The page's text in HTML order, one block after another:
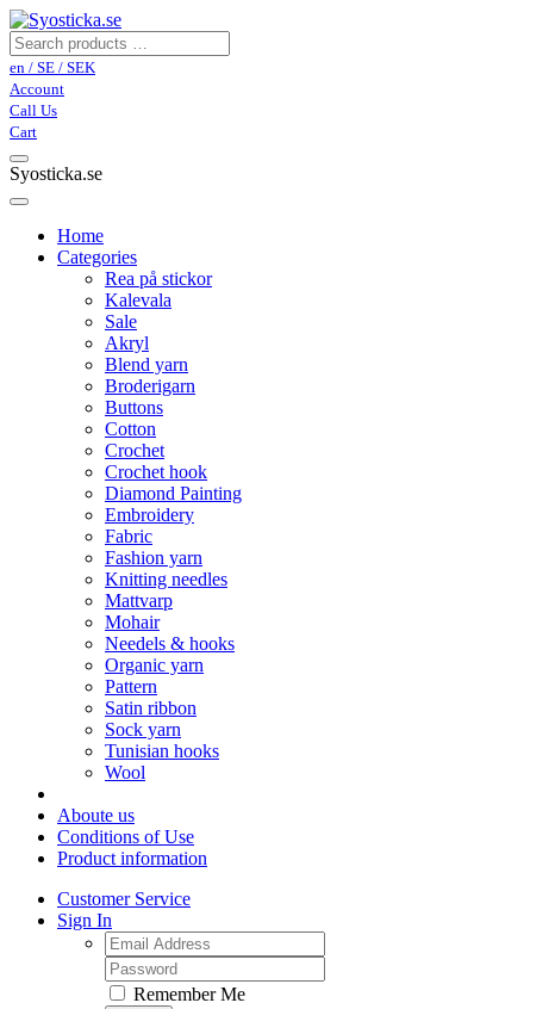
en / SE / SEK
Account
Call Us
Cart
Syosticka.se
Home
Categories
Rea på stickor
Kalevala
Sale
Akryl
Blend yarn
Broderigarn
Buttons
Cotton
Crochet
Crochet hook
Diamond Painting
Embroidery
Fabric
Fashion yarn
Knitting needles
Mattvarp
Mohair
Needels & hooks
Organic yarn
Pattern
Satin ribbon
Sock yarn
Tunisian hooks
Wool
Aboute us
Conditions of Use
Product information
Customer Service
Sign In
Remember Me